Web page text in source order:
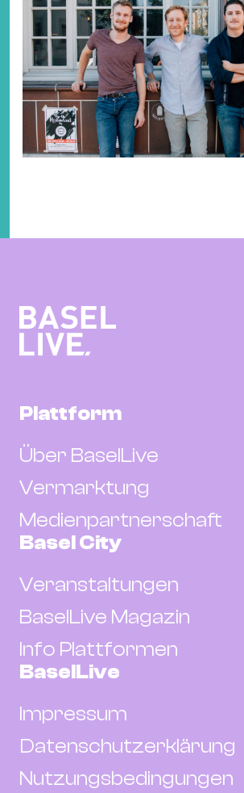
Plattform
Über BaselLive
Vermarktung
Medienpartnerschaft
Basel City
Veranstaltungen
BaselLive Magazin
Info Plattformen
BaselLive
Impressum
Datenschutzerklärung
Nutzungsbedingungen